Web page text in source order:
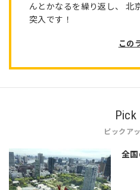
んとかなるを繰り返し、 北
突入です！
この
Pick
ピックア
全